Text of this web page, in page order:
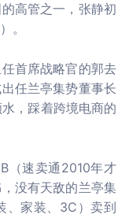
高管之一，张静初
。
首席战略官的郭去
任兰亭集势董事长
，踩着跨境电商的
（速卖通2010年才
没有天敌的兰亭集
、家装、3C）卖到